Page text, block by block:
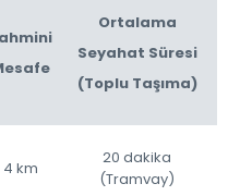
Ortalama
Seyahat Süresi
(Toplu Taşıma)
4 km
20 dakika
(Tramvay)